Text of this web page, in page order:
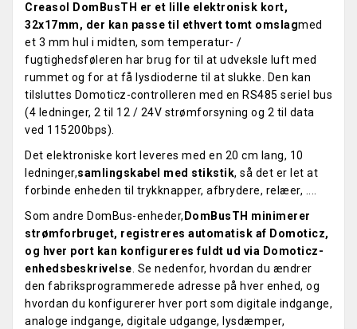
Creasol DomBusTH er et lille elektronisk kort,
32x17mm, der kan passe til ethvert tomt omslagmed
et 3 mm hul i midten, som temperatur- /
fugtighedsføleren har brug for til at udveksle luft med
rummet og for at få lysdioderne til at slukke. Den kan
tilsluttes Domoticz-controlleren med en RS485 seriel bus
(4 ledninger, 2 til 12 / 24V strømforsyning og 2 til data
ved 115200bps).
Det elektroniske kort leveres med en 20 cm lang, 10
ledninger,samlingskabel med stikstik, så det er let at
forbinde enheden til trykknapper, afbrydere, relæer, ....
Som andre DomBus-enheder, DomBusTH minimerer
strømforbruget, registreres automatisk af Domoticz,
og hver port kan konfigureres fuldt ud via Domoticz-
enhedsbeskrivelse. Se nedenfor, hvordan du ændrer
den fabriksprogrammerede adresse på hver enhed, og
hvordan du konfigurerer hver port som digitale indgange,
analoge indgange, digitale udgange, lysdæmper,